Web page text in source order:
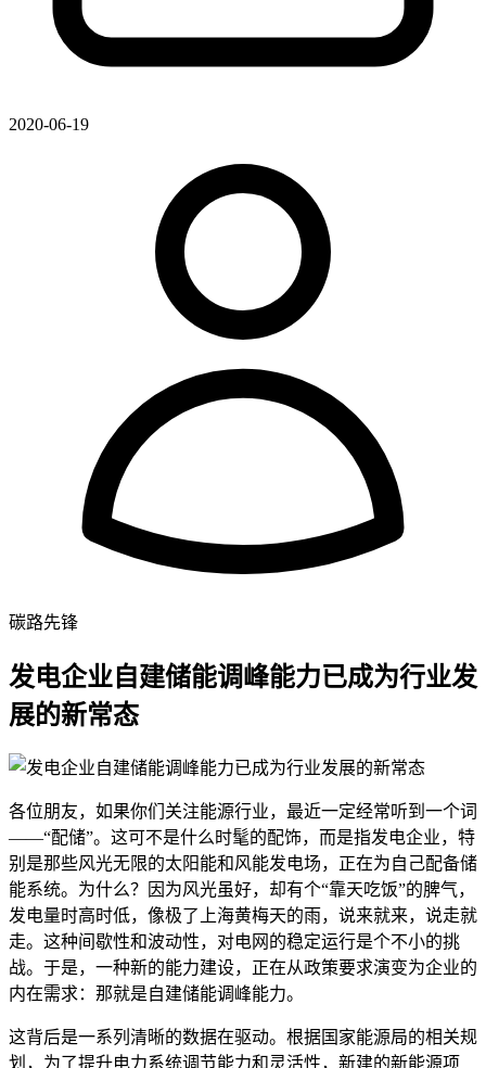
2020-06-19
碳路先锋
发电企业自建储能调峰能力已成为行业发
展的新常态
各位朋友，如果你们关注能源行业，最近一定经常听到一个词
——“配储”。这可不是什么时髦的配饰，而是指发电企业，特
别是那些风光无限的太阳能和风能发电场，正在为自己配备储
能系统。为什么？因为风光虽好，却有个“靠天吃饭”的脾气，
发电量时高时低，像极了上海黄梅天的雨，说来就来，说走就
走。这种间歇性和波动性，对电网的稳定运行是个不小的挑
战。于是，一种新的能力建设，正在从政策要求演变为企业的
内在需求：那就是自建储能调峰能力。
这背后是一系列清晰的数据在驱动。根据国家能源局的相关规
划，为了提升电力系统调节能力和灵活性，新建的新能源项